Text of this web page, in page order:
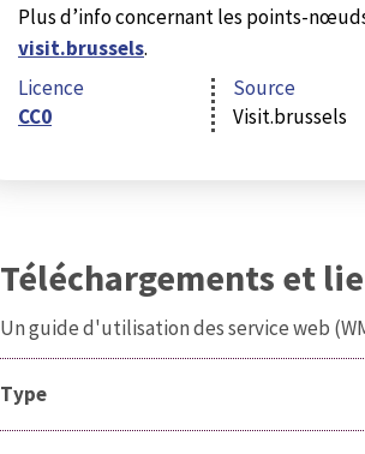
Plus d’info concernant les points-
visit.brussels.
Licence
CC0
Source
Visit.brussels
Téléchargements et
Un guide d'utilisation des service web
Type